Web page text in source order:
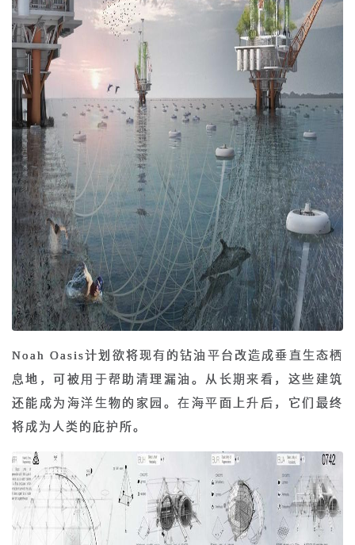
Noah Oasis计划欲将现有的钻油平台改造成垂直生态栖
息地，可被用于帮助清理漏油。从长期来看，这些建筑
还能成为海洋生物的家园。在海平面上升后，它们最终
将成为人类的庇护所。